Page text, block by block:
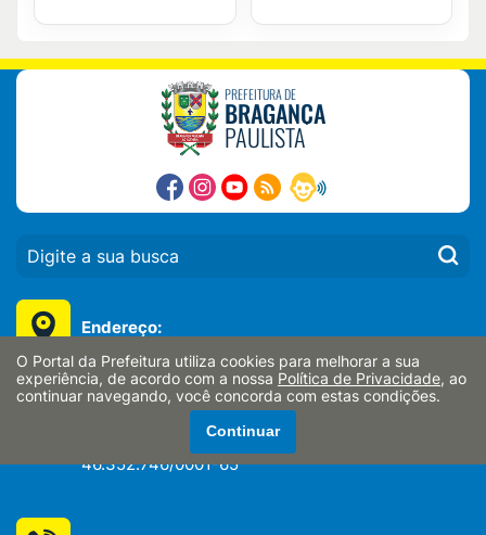
PREFEITURA DE
BRAGANÇA
PAULISTA
Endereço:
Av. Antônio Pires Pimentel nº 2015, Centro
Bragança Paulista/SP - CEP: 12914-900
46.352.746/0001-65
O Portal da Prefeitura utiliza cookies para melhorar a sua
experiência, de acordo com a nossa Política de Privacidade, ao
continuar navegando, você concorda com estas condições.
Continuar